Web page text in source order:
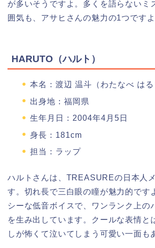
が多いそうですよ。多くを語らないミ
囲気も、アサヒさんの魅力の1つですよ
HARUTO（ハルト）
本名：渡辺 温斗（わたなべ はる
出身地：福岡県
生年月日：2004年4月5日
身長：181cm
担当：ラップ
ハルトさんは、TREASUREの日本人
す。切れ長で三白眼の瞳が魅力的です
シーな低音ボイスで、ワンランク上の
を生み出しています。クールな表情と
しが怖くて泣いてしまう可愛い一面も